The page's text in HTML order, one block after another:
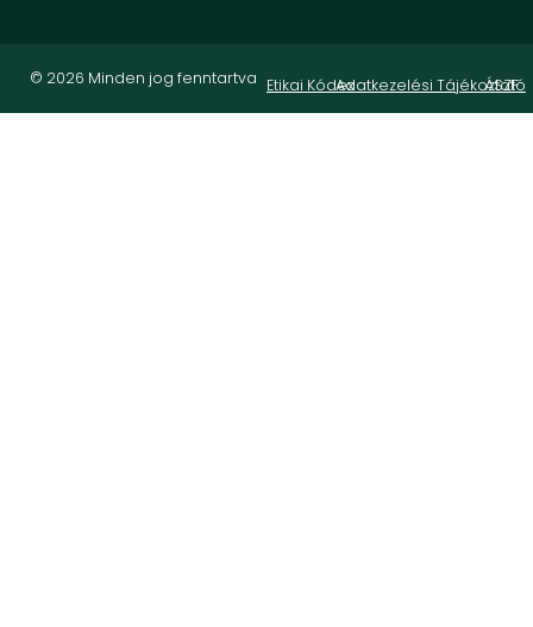
© 2026 Minden jog fenntartva Etikai KódexAdatkezelési Tájékoztató
ÁSZF